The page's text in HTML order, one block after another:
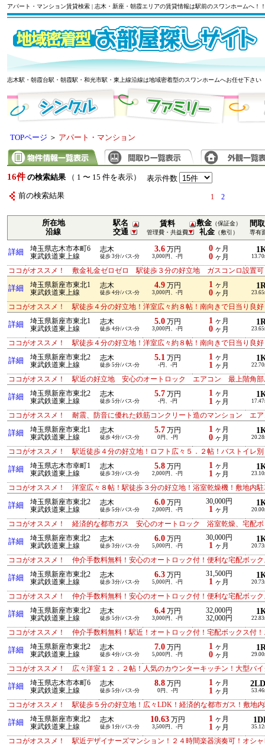
アパート・マンション賃貸検索 | 志木・新座・朝霞エリアの賃貸情報は駅前のスワンホームへ！
志木駅・朝霞台駅・朝霞駅・和光市駅・東上線沿線は地域密着型のスワンホームへお任せ下さい
TOPページ ＞ アパート・マンション
16件 の検索結果 （ 1 〜 15 件を表示） 表示件数
前の検索結果 1 2
所在地
沿線
駅名
交通
賃料
管理費・共益費
敷金 （保証金）
礼金 （敷引）
間
専有
詳細
埼玉県志木市本町6
東武鉄道東上線
志木
徒歩 3分/バス-分
3.6万円
3,000円、-円
0 ヶ月
0 ヶ月
ココがオススメ！ 敷金礼金ゼロゼロ 駅徒歩３分の好立地 ガスコンロ設
詳細
埼玉県新座市東北1
東武鉄道東上線
志木
徒歩 4分/バス-分
4.9万円
3,000円、-円
1 ヶ月
0 ヶ月
ココがオススメ！ 駅徒歩４分の好立地！洋室広々約８帖！南向きで日当り良好
詳細
埼玉県新座市東北1
東武鉄道東上線
志木
徒歩 4分/バス-分
5.0万円
3,000円、-円
1 ヶ月
0 ヶ月
ココがオススメ！ 駅徒歩４分の好立地！洋室広々約８帖！南向きで日当り良好
詳細
埼玉県新座市東北2
東武鉄道東上線
志木
徒歩 5分/バス-分
5.1 万円
-円、-円
1 ヶ月
1 ヶ月
ココがオススメ！ 駅近の好立地 安心のオートロック エアコン 最上階角部
詳細
埼玉県新座市東北2
東武鉄道東上線
志木
徒歩 5分/バス-分
5.7万円
-円、-円
1 ヶ月
1 ヶ月
ココがオススメ！ 耐震、防音に優れた鉄筋コンクリート造のマンション エ
詳細
埼玉県新座市東北1
東武鉄道東上線
志木
徒歩 4分/バス-分
5.7万円
0円、-円
1 ヶ月
0 ヶ月
ココがオススメ！ 駅近徒歩４分の好立地！ロフト広々５．２帖！バストイレ別
詳細
埼玉県志木市幸町1
東武鉄道東上線
志木
徒歩 3分/バス-分
5.8万円
2,000円、-円
1 ヶ月
1 ヶ月
ココがオススメ！ 洋室広々８帖！駅徒歩３分の好立地！浴室乾燥機！敷地内
詳細
埼玉県新座市東北2
東武鉄道東上線
志木
徒歩 5分/バス-分
6.0万円
2,000円、-円
30,000円
1 ヶ月
ココがオススメ！ 経済的な都市ガス 安心のオートロック 浴室乾燥、宅配ボ
詳細
埼玉県新座市東北2
東武鉄道東上線
志木
徒歩 3分/バス-分
6.0万円
5,000円、-円
30,000円
1 ヶ月
ココがオススメ！ 仲介手数料無料！安心のオートロック付！便利な宅配ボッ
詳細
埼玉県新座市東北2
東武鉄道東上線
志木
徒歩 3分/バス-分
6.3万円
5,000円、-円
31,500円
1 ヶ月
ココがオススメ！ 仲介手数料無料！安心のオートロック付！便利な宅配ボッ
詳細
埼玉県新座市東北2
東武鉄道東上線
志木
徒歩 5分/バス-分
6.4万円
3,000円、-円
32,000円
32,000円
ココがオススメ！ 仲介手数料無料！駅近！オートロック付！宅配ボックス付
詳細
埼玉県新座市東北2
東武鉄道東上線
志木
徒歩 4分/バス-分
7.0万円
5,000円、-円
1 ヶ月
0 ヶ月
ココがオススメ！ 広々洋室１２．２帖！人気のカウンターキッチン！大型バ
詳細
埼玉県志木市本町6
東武鉄道東上線
志木
徒歩 5分/バス-分
8.8万円
0円、-円
1 ヶ月
1 ヶ月
ココがオススメ！ 駅徒歩５分の好立地！広々LDK！経済的な都市ガス！敷地
詳細
埼玉県新座市東北2
東武鉄道東上線
志木
徒歩 1分/バス-分
10.63万円
3,500円、-円
1 ヶ月
1 ヶ月
ココがオススメ！ 駅近デザイナーズマンション！２４時間楽器演奏可！オシ